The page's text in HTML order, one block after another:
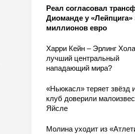
Реал согласовал
Диоманде у «Лейпцига»
миллионов евро
Харри Кейн – Эрлинг
лучший центральный
нападающий мира?
«Ньюкасл» теряет звёзд
клуб доверили
Яйсле
Молина уходит из